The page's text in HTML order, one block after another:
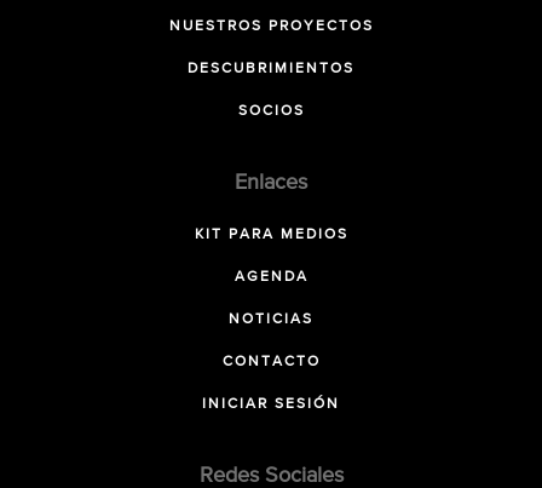
NUESTROS PROYECTOS
DESCUBRIMIENTOS
SOCIOS
Enlaces
KIT PARA MEDIOS
AGENDA
NOTICIAS
CONTACTO
INICIAR SESIÓN
Redes Sociales